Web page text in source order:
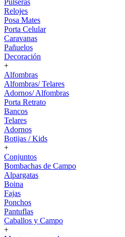
Pulseras
Relojes
Posa Mates
Porta Celular
Caravanas
Pañuelos
Decoración
+
Alfombras
Alfombras/ Telares
Adornos/ Alfombras
Porta Retrato
Bancos
Telares
Adornos
Botijas / Kids
+
Conjuntos
Bombachas de Campo
Alpargatas
Boina
Fajas
Ponchos
Pantuflas
Caballos y Campo
+